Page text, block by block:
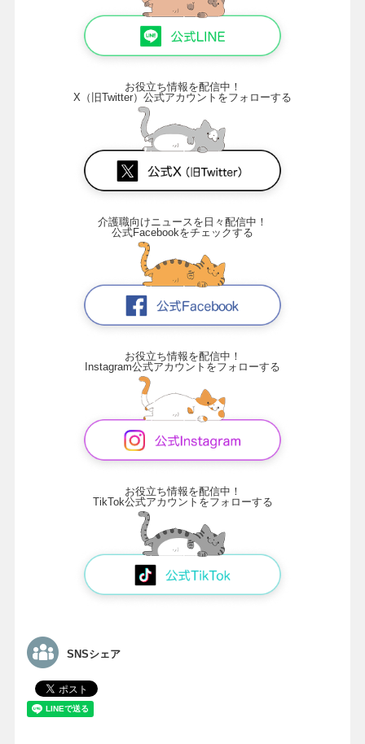
お役立ち情報を配信中！
X（旧Twitter）公式アカウントをフォローする
介護職向けニュースを日々配信中！
公式Facebookをチェックする
お役立ち情報を配信中！
Instagram公式アカウントをフォローする
お役立ち情報を配信中！
TikTok公式アカウントをフォローする
SNSシェア